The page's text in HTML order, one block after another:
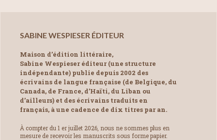
SABINE WESPIESER ÉDITEUR
Maison d’édition littéraire,
Sabine Wespieser éditeur (une structure
indépendante) publie depuis 2002 des
écrivains de langue française (de Belgique, du
Canada, de France, d’Haïti, du Liban ou
d’ailleurs) et des écrivains traduits en
français, à une cadence de dix titres par an.
À compter du 1 er juillet 2026, nous ne sommes plus en
mesure de recevoir les manuscrits sous forme papier.